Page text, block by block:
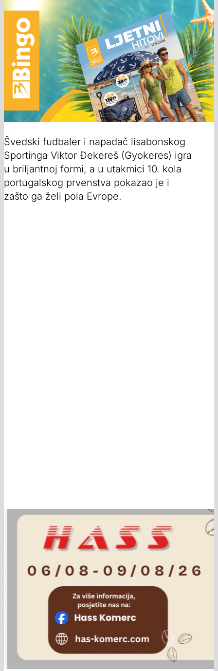
Švedski fudbaler i napadač lisabonskog
Sportinga Viktor Đekereš (Gyokeres) igra
u briljantnoj formi, a u utakmici 10. kola
portugalskog prvenstva pokazao je i
zašto ga želi pola Evrope.